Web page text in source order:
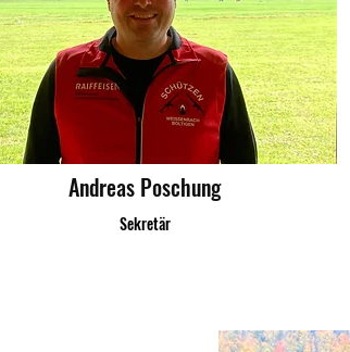
Andreas Poschung
Sekretär